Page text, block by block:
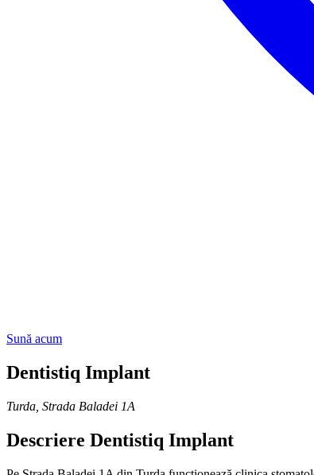
Sună acum
Dentistiq Implant
Turda Strada Baladei 1A
Descriere Dentistiq Implant